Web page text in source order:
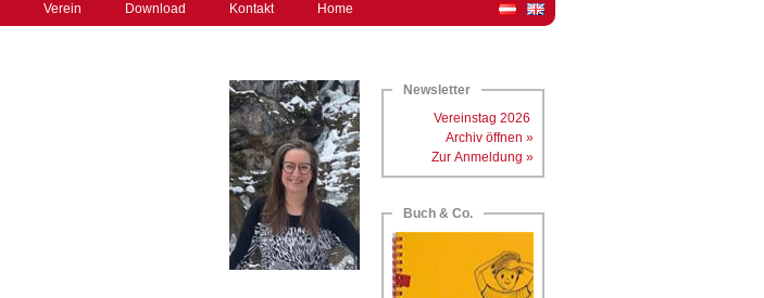
Verein Download Kontakt Home
Newsletter
Vereinstag 2026
Archiv öffnen »
Zur Anmeldung »
Buch & Co.